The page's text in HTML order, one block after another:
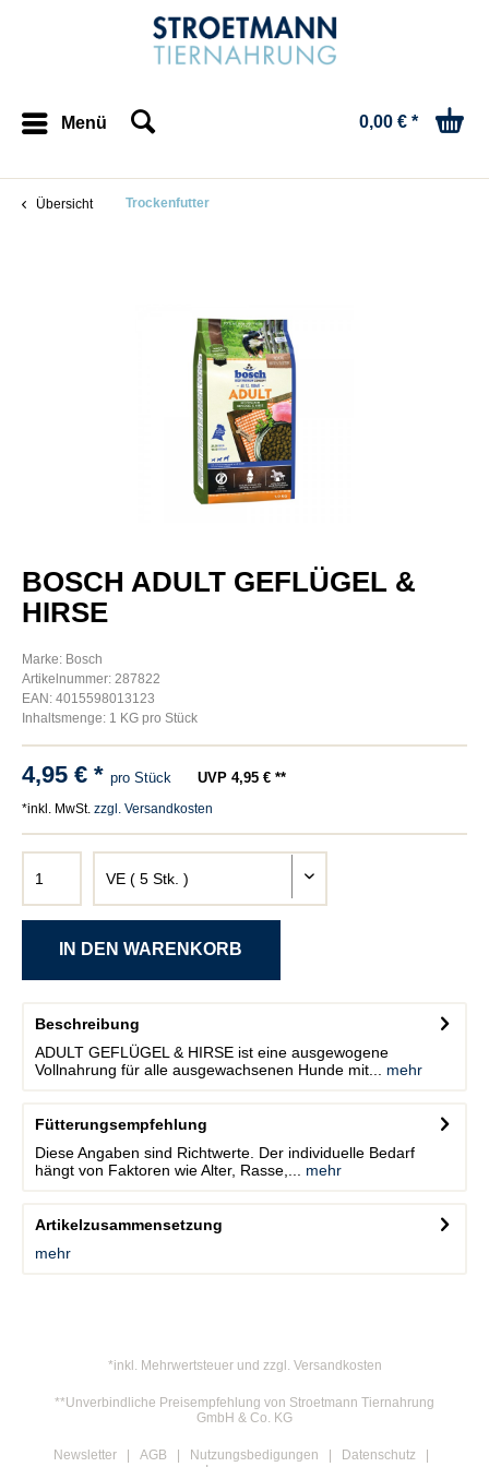
Menü 0,00 € *
Übersicht Trockenfutter
BOSCH ADULT GEFLÜGEL &
HIRSE
Marke: Bosch
Artikelnummer: 287822
EAN: 4015598013123
Inhaltsmenge: 1 KG pro Stück
4,95 € * pro Stück UVP 4,95 € **
*inkl. MwSt. zzgl. Versandkosten
Beschreibung
ADULT GEFLÜGEL & HIRSE ist eine ausgewogene
Vollnahrung für alle ausgewachsenen Hunde mit...
mehr
Fütterungsempfehlung
Diese Angaben sind Richtwerte. Der individuelle Bedarf
hängt von Faktoren wie Alter, Rasse,...
mehr
Artikelzusammensetzung
mehr
*inkl. Mehrwertsteuer und zzgl. Versandkosten
**Unverbindliche Preisempfehlung von Stroetmann Tiernahrung
GmbH & Co. KG
Newsletter AGB Nutzungsbedigungen
Datenschutz